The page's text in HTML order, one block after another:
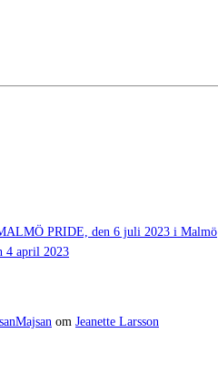
PRIDE, den 6 juli 2023 i Malmö
4 april 2023
om Jeanette Larsson